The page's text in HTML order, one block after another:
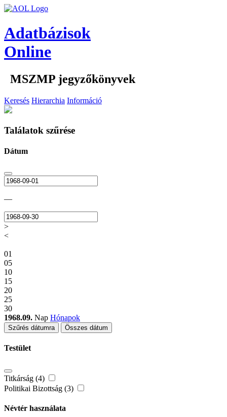
Adatbázisok
Online
MSZMP jegyzőkönyvek
Keresés Hierarchia Információ
Találatok szűrése
Dátum
—
>
<
01
05
10
15
20
25
30
1968.09. Nap Hónapok
Szűrés dátumra Összes dátum
Testület
Titkárság (4)
Politikai Bizottság (3)
Névtér használata